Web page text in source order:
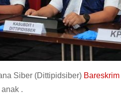
Siber (Dittipidsiber)
.